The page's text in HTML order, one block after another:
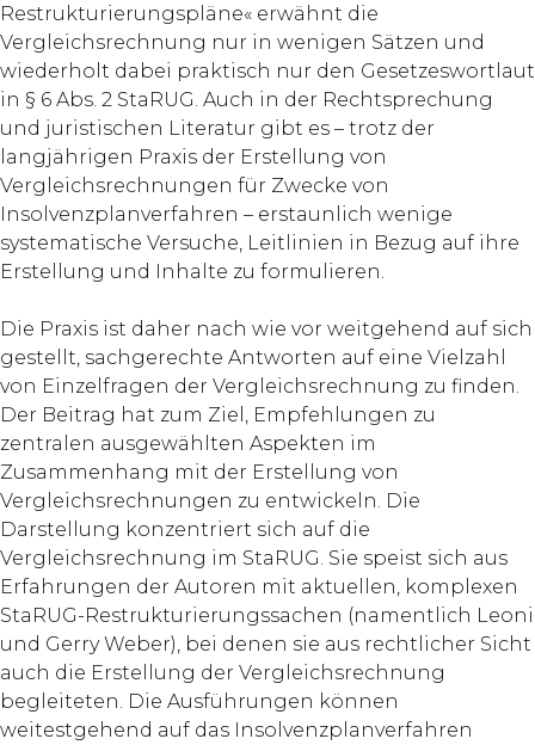
Restrukturierungspläne« erwähnt die
Vergleichsrechnung nur in wenigen Sätzen und
wiederholt dabei praktisch nur den Gesetzeswortlaut
in § 6 Abs. 2 StaRUG. Auch in der Rechtsprechung
und juristischen Literatur gibt es – trotz der
langjährigen Praxis der Erstellung von
Vergleichsrechnungen für Zwecke von
Insolvenzplanverfahren – erstaunlich wenige
systematische Versuche, Leitlinien in Bezug auf ihre
Erstellung und Inhalte zu formulieren.
Die Praxis ist daher nach wie vor weitgehend auf sich
gestellt, sachgerechte Antworten auf eine Vielzahl
von Einzelfragen der Vergleichsrechnung zu finden.
Der Beitrag hat zum Ziel, Empfehlungen zu
zentralen ausgewählten Aspekten im
Zusammenhang mit der Erstellung von
Vergleichsrechnungen zu entwickeln. Die
Darstellung konzentriert sich auf die
Vergleichsrechnung im StaRUG. Sie speist sich aus
Erfahrungen der Autoren mit aktuellen, komplexen
StaRUG-Restrukturierungssachen (namentlich Leoni
und Gerry ­Weber), bei denen sie aus rechtlicher Sicht
auch die Erstellung der Vergleichsrechnung
begleiteten. Die Ausführungen können
weitestgehend auf das Insolvenzplanverfahren